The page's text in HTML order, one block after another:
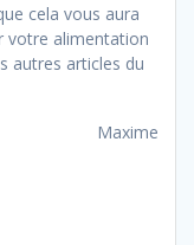
cela vous aura
votre alimentation
autres articles du
Maxime